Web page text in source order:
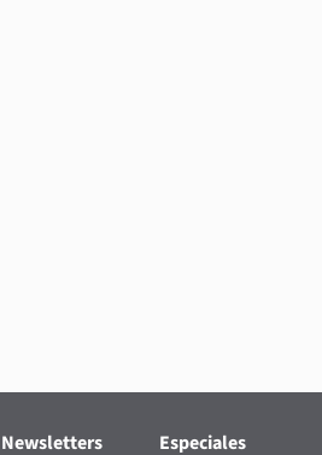
Newsletters
Especiales